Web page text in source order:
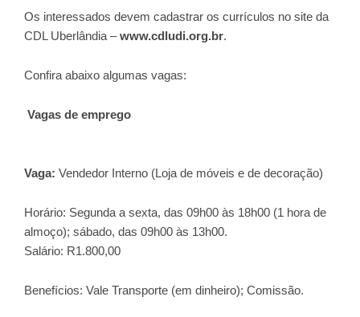
Os interessados devem cadastrar os currículos no site da
CDL Uberlândia –www.cdludi.org.br.
Confira abaixo algumas vagas:
Vagas de emprego
Vaga: Vendedor Interno (Loja de móveis e de decoração)
Horário: Segunda a sexta, das 09h00 às 18h00 (1 hora de
almoço); sábado, das 09h00 às 13h00.
Salário: R1.800,00
Benefícios: Vale Transporte (em dinheiro); Comissão.